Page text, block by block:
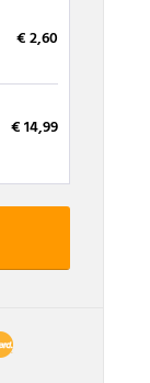
€ 2,60
€ 14,99